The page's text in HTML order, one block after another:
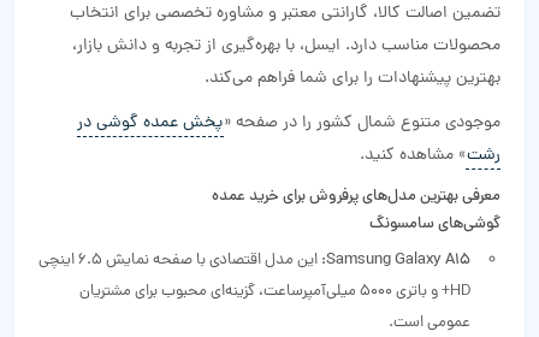
تضمین اصالت کالا، گارانتی معتبر و مشاوره تخصصی برای انتخاب
محصولات مناسب دارد. ایسل، با بهره‌گیری از تجربه و دانش بازار،
بهترین پیشنهادات را برای شما فراهم می‌کند.
موجودی متنوع شمال کشور را در صفحه «پخش عمده گوشی در
رشت» مشاهده کنید.
معرفی بهترین مدل‌های پرفروش برای خرید عمده
گوشی‌های سامسونگ
Samsung Galaxy A15:
این مدل اقتصادی با صفحه نمایش 6.5 اینچی
HD+ و باتری 5000 میلی‌آمپرساعت، گزینه‌ای محبوب برای مشتریان
عمومی است.